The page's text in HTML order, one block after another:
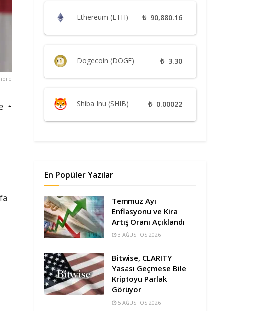
Ethereum (ETH) ₺ 90,880.16
Dogecoin (DOGE) ₺ 3.30
Shiba Inu (SHIB) ₺ 0.00022
En Popüler Yazılar
Temmuz Ayı
Enflasyonu ve Kira
Artış Oranı Açıklandı
3 AĞUSTOS 2026
Bitwise, CLARITY
Yasası Geçmese Bile
Kriptoyu Parlak
Görüyor
5 AĞUSTOS 2026